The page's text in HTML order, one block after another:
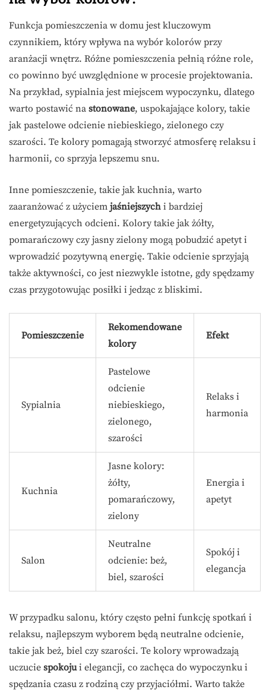
Funkcja pomieszczenia w domu jest kluczowym
czynnikiem, który wpływa na wybór kolorów przy
aranżacji wnętrz. Różne pomieszczenia pełnią różne role,
co powinno być uwzględnione w procesie projektowania.
Na przykład, sypialnia jest miejscem wypoczynku, dlatego
warto postawić na stonowane, uspokajające kolory, takie
jak pastelowe odcienie niebieskiego, zielonego czy
szarości. Te kolory pomagają stworzyć atmosferę relaksu i
harmonii, co sprzyja lepszemu snu.
Inne pomieszczenie, takie jak kuchnia, warto
zaaranżować z użyciem jaśniejszych i bardziej
energetyzujących odcieni. Kolory takie jak żółty,
pomarańczowy czy jasny zielony mogą pobudzić apetyt i
wprowadzić pozytywną energię. Takie odcienie sprzyjają
także aktywności, co jest niezwykle istotne, gdy spędzamy
czas przygotowując posiłki i jedząc z bliskimi.
Pomieszczenie
Rekomendowane
kolory
Efekt
Sypialnia
Pastelowe
odcienie
niebieskiego,
zielonego,
szarości
Relaks i
harmonia
Kuchnia
Jasne kolory:
żółty,
pomarańczowy,
zielony
Energia i
apetyt
Salon
Neutralne
odcienie: beż,
biel, szarości
Spokój i
elegancja
W przypadku salonu, który często pełni funkcję spotkań i
relaksu, najlepszym wyborem będą neutralne odcienie,
takie jak beż, biel czy szarości. Te kolory wprowadzają
uczucie spokojui elegancji, co zachęca do wypoczynku i
spędzania czasu z rodziną czy przyjaciółmi. Warto także